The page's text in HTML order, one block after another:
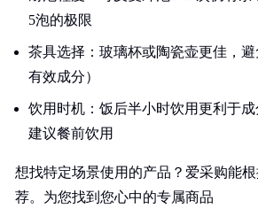
5泡的极限
茶具选择：玻璃杯或陶瓷壶更佳，
有效成分）
饮用时机：饭后半小时饮用更利于成
建议餐前饮用
想找特定场景使用的产品？爱采购能
荐。为您找到您心中的专属商品